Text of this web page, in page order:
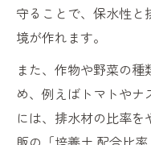
守ることで、保水性
境が作れます。
また、作物や野菜の
め、例えばトマトや
には、排水材の比率